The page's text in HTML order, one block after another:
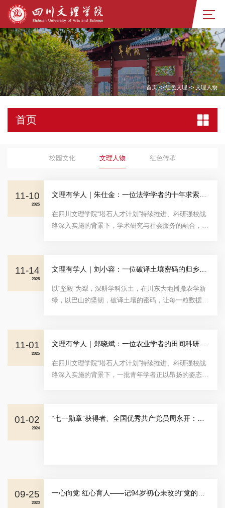
首页->红色文理->文理人物
首页
校园文化 文理人物 红色传承
11-10
2025
文理有学人｜朱仕金：一位法学学者的十年求索之路
在四川文理学院“塔石人才计划”持续推进、科研强校战
略深入实施的背景下，学术研究与社会服务的融合，正
者。他长期深耕中国古代法律史与基层司法实践，将学
术追求扎根于地方需要，以专业智慧积极赋能地方法治
建设。今天，让我们共同走进2025年国家社会科学基金
11-14
2025
文理有学人｜刘小容：一位破译土壤密码的归乡学子
以“坚毅”为犁‌，深耕学科沃土，在川东大地播撒农学新
绿，以巴山的坚韧，破译土壤的密码，让每一粒数据，
工作者的赤诚扎根老区，用脚步丈量土地，用数据书写
担当，生动诠释着“塔石精神”的真谛。刘小容，四川达
州人，中共党员，博士毕业于中国科学院大学生态学
11-01
2025
文理有学人｜郑晓斌：一位农业学者的田间科研之路
在四川文理学院“塔石人才计划”持续推进、科研强校战
略深入实施的背景下，一批青年学者正以昂扬的姿态扎
国农业大学来到达州，深入田间地头，用一项项扎实的
01-02
2024
“七一勋章”获得者、全国优秀共产党员周永开：传承红色基因，建一所红色大学
09-25
2023
一心向党 红心育人——记94岁初心未改的“党的女儿”刘景蒿